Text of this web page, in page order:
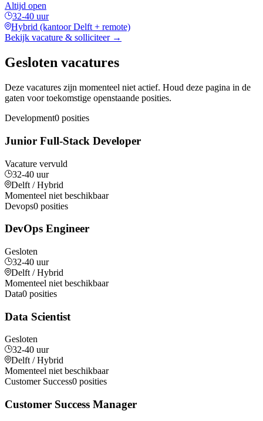
Altijd open
32-40 uur
Hybrid (kantoor Delft + remote)
Bekijk vacature & solliciteer→
Gesloten vacatures
Deze vacatures zijn momenteel niet actief. Houd deze pagina in de
gaten voor toekomstige openstaande posities.
Development0 posities
Junior Full-Stack Developer
Vacature vervuld
32-40 uur
Delft / Hybrid
Momenteel niet beschikbaar
Devops0 posities
DevOps Engineer
Gesloten
32-40 uur
Delft / Hybrid
Momenteel niet beschikbaar
Data0 posities
Data Scientist
Gesloten
32-40 uur
Delft / Hybrid
Momenteel niet beschikbaar
Customer Success0 posities
Customer Success Manager